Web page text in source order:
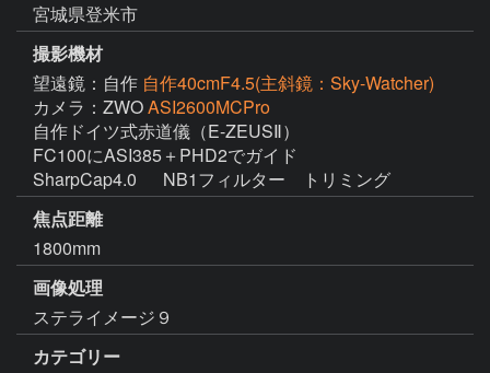
宮城県登米市
撮影機材
望遠鏡：自作 自作40cmF4.5(主斜鏡：Sky-Watcher)
カメラ：ZWOASI2600MCPro
自作ドイツ式赤道儀（E-ZEUSⅡ）
FC100にASI385＋PHD2でガイド
SharpCap4.0　  NB1フィルター　トリミング
焦点距離
1800mm
画像処理
ステライメージ９
カテゴリー